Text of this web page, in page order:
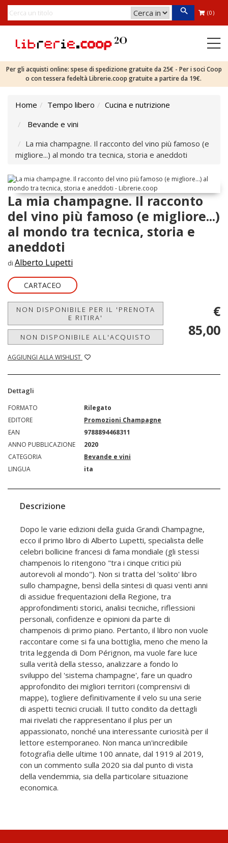
(0)
Per gli acquisti online: spese di spedizione gratuite da 25€ - Per i soci Coop
o con tessera fedeltà Librerie.coop gratuite a partire da 19€.
Home Tempo libero
Cucina e nutrizione
Bevande e vini
La mia champagne. Il racconto del vino più famoso (e
migliore...) al mondo tra tecnica, storia e aneddoti
La mia champagne. Il racconto
del vino più famoso (e migliore...)
al mondo tra tecnica, storia e
aneddoti
di Alberto Lupetti
CARTACEO
NON DISPONIBILE PER IL 'PRENOTA
E RITIRA'
NON DISPONIBILE ALL'ACQUISTO
AGGIUNGI ALLA WISHLIST
€
85,00
Dettagli
FORMATO
Rilegato
EDITORE
Promozioni Champagne
EAN
9788894468311
ANNO PUBBLICAZIONE
2020
CATEGORIA
Bevande e vini
LINGUA
ita
Descrizione
Dopo le varie edizioni della guida Grandi Champagne,
ecco il primo libro di Alberto Lupetti, specialista delle
celebri bollicine francesi di fama mondiale (gli stessi
champenois lo ritengono "tra i cinque critici più
autorevoli al mondo"). Non si tratta del 'solito' libro
sullo champagne, bensì della sintesi di quasi venti anni
di assidue frequentazioni della Regione, tra
approfondimenti storici, analisi tecniche, riflessioni
personali, confidenze e opinioni da parte di
champenois di primo piano. Pertanto, il libro non vuole
raccontare come si fa una bottiglia, meno che meno la
trita leggenda di Dom Pérignon, ma vuole fare luce
sulla verità della stesso, analizzare a fondo lo
sviluppo del 'sistema champagne', fare un quadro
approfondito dei migliori territori (comprensivi di
mappe), togliere definitivamente il velo su una serie
di aspetti tecnici cruciali. Il tutto condito da dettagli
mai rivelati che rappresentano il plus per un
appassionato, nonché una interessante curiosità per il
lettore estemporaneo. Non manca un'incredibile
fotografia delle ultime 100 annate, dal 1919 al 2019,
con un commento sulla 2020 sia dal punto di vista
della vendemmia, sia della particolare situazione
economica.